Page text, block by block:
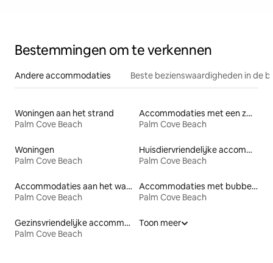
Bestemmingen om te verkennen
Andere accommodaties Beste bezienswaardigheden in de
Woningen aan het strand
Palm Cove Beach
Accommodaties met een zwembad
Palm Cove Beach
Woningen
Palm Cove Beach
Huisdiervriendelijke accommodaties
Palm Cove Beach
Accommodaties aan het water
Palm Cove Beach
Accommodaties met bubbelbad
Palm Cove Beach
Gezinsvriendelijke accommodaties
Palm Cove Beach
Toon meer